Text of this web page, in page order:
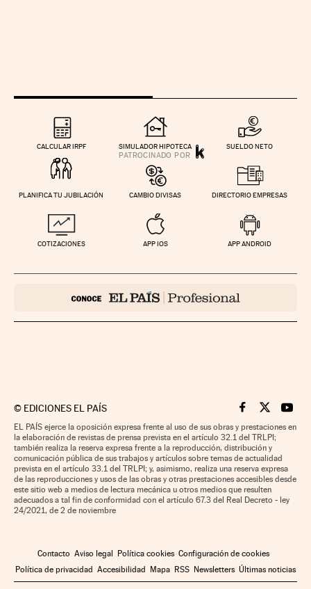
CALCULAR IRPF SIMULADOR HIPOTECA SUELDO NETO
PLANIFICA TU JUBILACIÓN CAMBIO DIVISAS DIRECTORIO EMPRESAS
COTIZACIONES APP IOS APP ANDROID
© EDICIONES EL PAÍS Cinco Días en
Cinco Días
Cinco
EL PAÍS ejerce la oposición expresa frente al uso de sus obras y prestaciones en
la elaboración de revistas de prensa prevista en el artículo 32.1 del TRLPI;
también realiza la reserva expresa frente a la reproducción, distribución y
comunicación pública de sus trabajos y artículos sobre temas de actualidad
prevista en el artículo 33.1 del TRLPI; y, asimismo, realiza una reserva expresa
de las reproducciones y usos de las obras y otras prestaciones accesibles desde
este sitio web a medios de lectura mecánica u otros medios que resulten
adecuados a tal fin de conformidad con el artículo 67.3 del Real Decreto - ley
24/2021, de 2 de noviembre
Contacto Aviso legal Política cookies Configuración de cookies
Política de privacidad Accesibilidad Mapa RSS Newsletters Últimas noticias